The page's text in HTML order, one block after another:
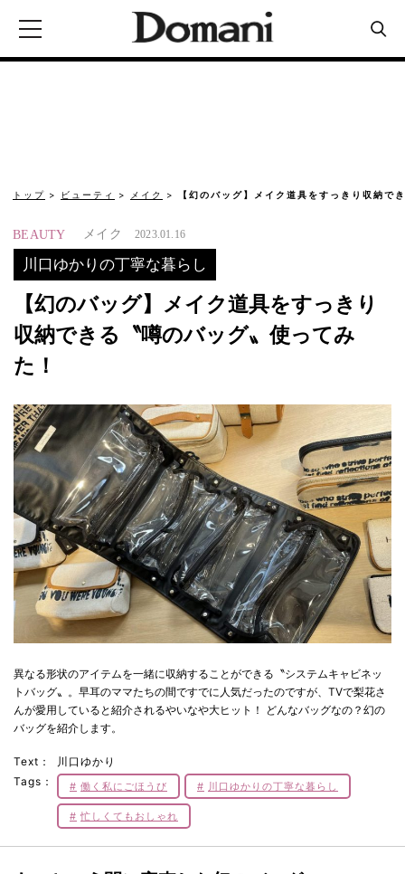
トップ ビューティ メイク 【幻のバッグ】メイク道具をすっきり収納で
BEAUTY メイク 2023.01.16
川口ゆかりの丁寧な暮らし
【幻のバッグ】メイク道具をすっきり
収納できる〝噂のバッグ〟使ってみ
た！
異なる形状のアイテムを一緒に収納することができる〝システムキャビネッ
トバッグ〟。早耳のママたちの間ですでに人気だったのですが、TVで梨花さ
んが愛用していると紹介されるやいなや大ヒット！ どんなバッグなの？幻の
バッグを紹介します。
Text：
川口ゆかり
Tags：
働く私にごほうび 川口ゆかりの丁寧な暮らし
忙しくてもおしゃれ